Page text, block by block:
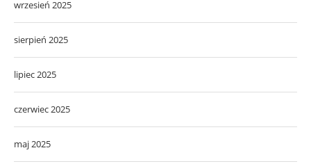
wrzesień 2025
sierpień 2025
lipiec 2025
czerwiec 2025
maj 2025